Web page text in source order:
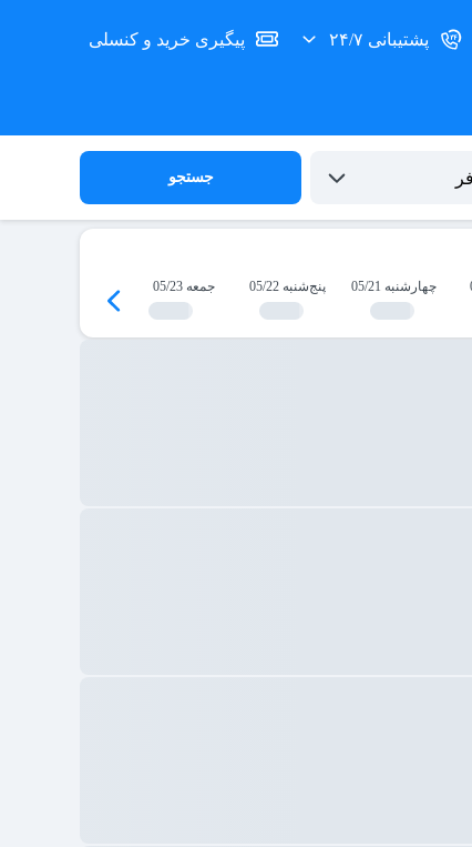
پشتیبانی ۲۴/۷ پیگیری خرید و کنسلی
جستجو
چهارشنبه 05/21 پنج‌شنبه 05/22 جمعه 05/23